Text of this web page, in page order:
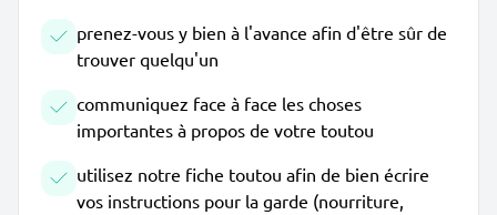
prenez-vous y bien à l'avance afin d'être sûr de
trouver quelqu'un
communiquez face à face les choses
importantes à propos de votre toutou
utilisez notre fiche toutou afin de bien écrire
vos instructions pour la garde (nourriture,